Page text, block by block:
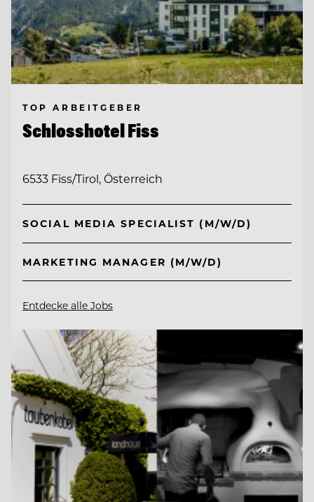
TOP ARBEITGEBER
Schlosshotel Fiss
6533 Fiss/Tirol, Österreich
SOCIAL MEDIA SPECIALIST (M/W/D)
MARKETING MANAGER (M/W/D)
Entdecke alle Jobs